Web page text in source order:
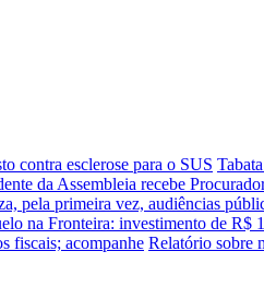
contra esclerose para o SUS
da Assembleia recebe
pela primeira vez, audiências
na Fronteira: investimento de R$
fiscais; acompanhe Relatório sobre